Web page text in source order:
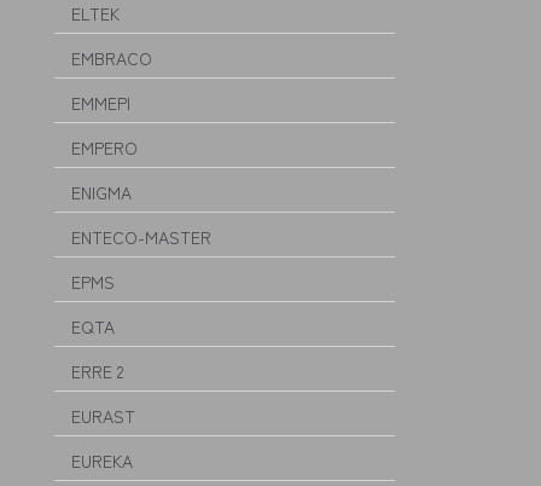
ELTEK
EMBRACO
EMMEPI
EMPERO
ENIGMA
ENTECO-MASTER
EPMS
EQTA
ERRE 2
EURAST
EUREKA